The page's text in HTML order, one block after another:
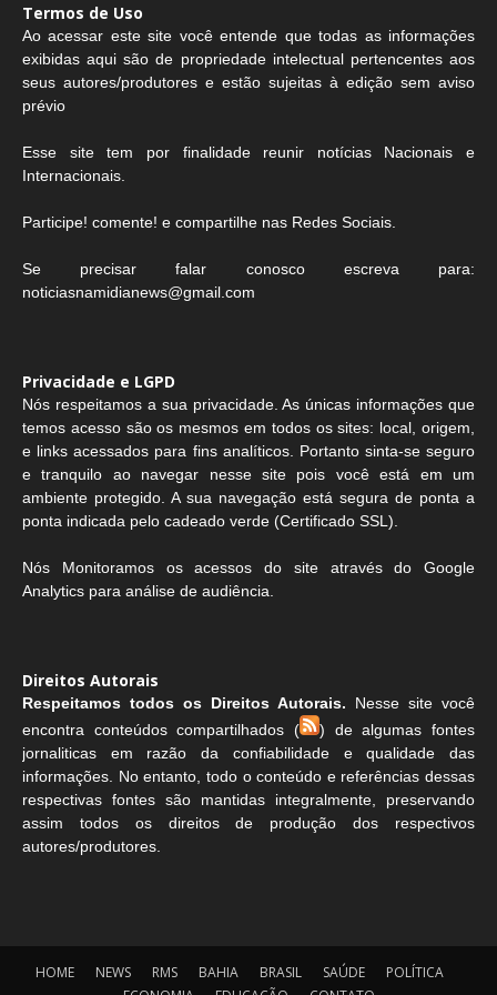
Termos de Uso
Ao acessar este site você entende que todas as informações
exibidas aqui são de propriedade intelectual pertencentes aos
seus autores/produtores e estão sujeitas à edição sem aviso
prévio
Esse site tem por finalidade reunir notícias Nacionais e
Internacionais.
Participe! comente! e compartilhe nas Redes Sociais.
Se precisar falar conosco escreva para:
noticiasnamidianews@gmail.com
Privacidade e LGPD
Nós respeitamos a sua privacidade. As únicas informações que
temos acesso são os mesmos em todos os sites: local, origem,
e links acessados para fins analíticos. Portanto sinta-se seguro
e tranquilo ao navegar nesse site pois você está em um
ambiente protegido. A sua navegação está segura de ponta a
ponta indicada pelo cadeado verde (Certificado SSL).
Nós Monitoramos os acessos do site através do Google
Analytics para análise de audiência.
Direitos Autorais
Respeitamos todos os Direitos Autorais. Nesse site você
encontra conteúdos compartilhados (
) de algumas fontes
jornaliticas em razão da confiabilidade e qualidade das
informações. No entanto, todo o conteúdo e referências dessas
respectivas fontes são mantidas integralmente, preservando
assim todos os direitos de produção dos respectivos
autores/produtores.
HOME NEWS RMS BAHIA BRASIL SAÚDE
POLÍTICA